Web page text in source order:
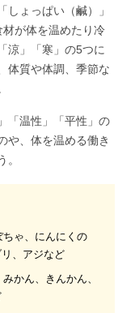
しょっぱい（鹹）」
が体を温めたり冷
涼」「寒」の5つに
体質や体調、季節な
「温性」「平性」の
や、体を温める働き
ゃ、にんにくの
、アジなど
かん、きんかん、